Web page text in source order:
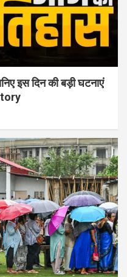
इस दिन की बड़ी घटनाएं